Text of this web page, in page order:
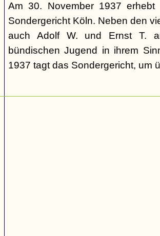
Am 30. November 1937 erhebt
Sondergericht Köln. Neben den
auch Adolf W. und Ernst T.
bündischen Jugend in ihrem
1937 tagt das Sondergericht, um